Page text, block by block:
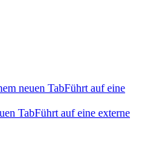
neuen TabFührt auf eine
TabFührt auf eine externe